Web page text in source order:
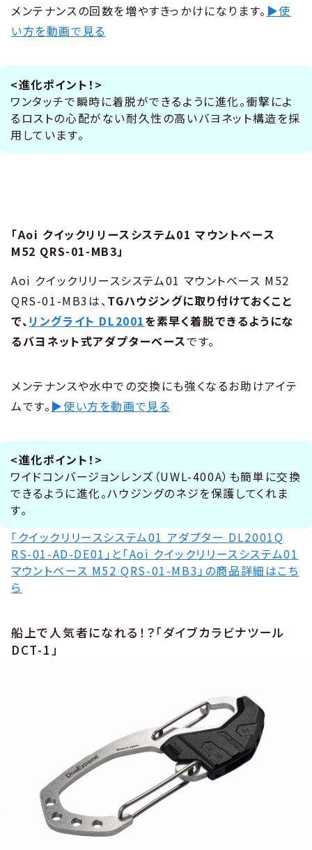
メンテナンスの回数を増やすきっかけになります。 ▶使
い方を動画で見る
<進化ポイント！>
ワンタッチで瞬時に着脱ができるように進化。衝撃によ
るロストの心配がない耐久性の高いバヨネット構造を採
用しています。
「Aoi クイックリリースシステム01 マウントベース
M52 QRS-01-MB3」
Aoi クイックリリースシステム01 マウントベース M52
QRS-01-MB3は、TGハウジングに取り付けておくこと
で、 リングライト DL2001を素早く着脱できるようにな
るバヨネット式アダプターベースです。
メンテナンスや水中での交換にも強くなるお助けアイテ
ムです。 ▶使い方を動画で見る
<進化ポイント！>
ワイドコンバージョンレンズ（UWL-400A）も簡単に交換
できるように進化。ハウジングのネジを保護してくれま
す。
「クイックリリースシステム01 アダプター DL2001Q
RS-01-AD-DE01」と「Aoi クイックリリースシステム01
マウントベース M52 QRS-01-MB3」の商品詳細はこち
ら
船上で人気者になれる！？「ダイブカラビナツール
DCT-1」